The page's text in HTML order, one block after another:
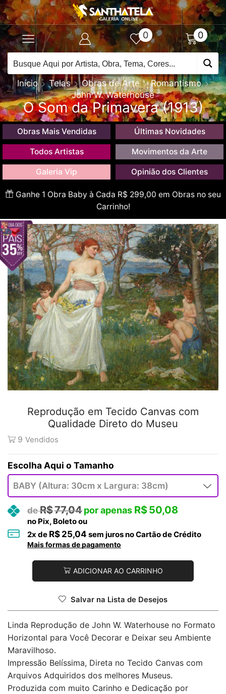
0 0
Início Telas Obras de Arte
Romantismo
John W. Waterhouse
O Som da Primavera (1913)
Obras Mais Vendidas Últimas Novidades
Todos Artistas Movimentos da Arte
Galeria Vip Opinião dos Clientes
Ganhe 1 Obra Baby à Cada R$ 299,00 em Obras no seu
Carrinho!
Reprodução em Tecido Canvas com
Qualidade Direto do Museu
9 Vendidos
Tamanho
R$77,04 R$50,08
no Pix, Boleto ou
2x de R$ 25,04 sem juros no Cartão de Crédito
Mais formas de pagamento
ADICIONAR AO CARRINHO
Salvar na Lista de Desejos
Linda Reprodução de John W. Waterhouse no Formato
Horizontal para Você Decorar e Deixar seu Ambiente
Maravilhoso.
Impressão Belíssima, Direta no Tecido Canvas com
Arquivos Adquiridos dos melhores Museus.
Produzida com muito Carinho e Dedicação por